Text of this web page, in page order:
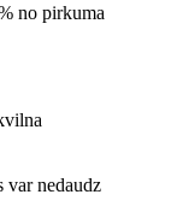
no pirkuma
var nedaudz